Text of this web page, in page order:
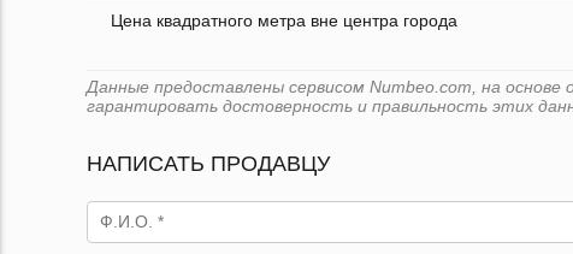
Цена квадратного метра вне центра города
Данные предоставлены сервисом Numbeo.com, на
гарантировать достоверность и правильность этих
НАПИСАТЬ ПРОДАВЦУ